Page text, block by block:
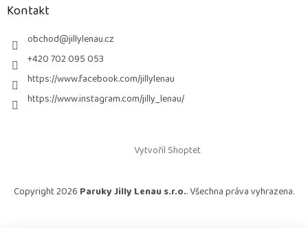
Kontakt
obchod@jillylenau.cz
+420 702 095 053
https://www.facebook.com/jillylenau
https://www.instagram.com/jilly_lenau/
Vytvořil Shoptet
Copyright 2026 Paruky Jilly Lenau s.r.o.. Všechna práva vyhrazena.